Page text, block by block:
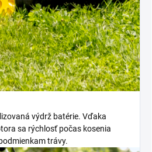
výdrž batérie. Vďaka
sa rýchlosť počas kosenia
trávy.